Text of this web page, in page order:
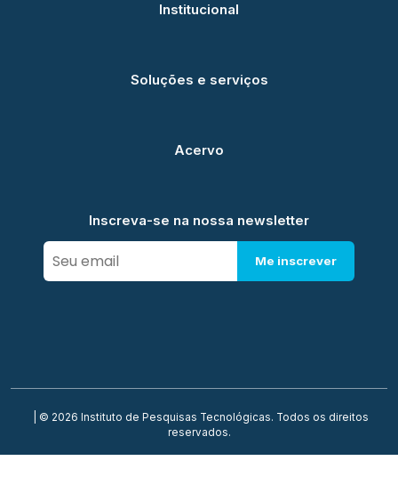
Institucional
Soluções e serviços
Acervo
Inscreva-se na nossa newsletter
Me inscrever
| © 2026 Instituto de Pesquisas Tecnológicas. Todos os direitos
reservados.